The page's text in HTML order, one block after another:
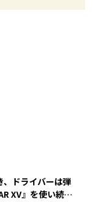
、ドライバーは弾
XV』を使い続け